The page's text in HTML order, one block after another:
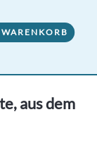
aus dem